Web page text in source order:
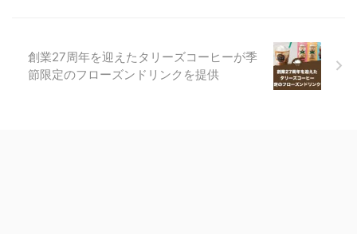
創業27周年を迎えたタリーズコーヒーが季
節限定のフローズンドリンクを提供